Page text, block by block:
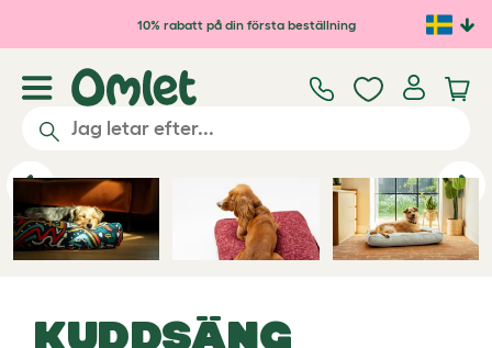
Hoppa till huvudinnehåll
10% rabatt på din första beställning
Previous
KUDDSÄNG